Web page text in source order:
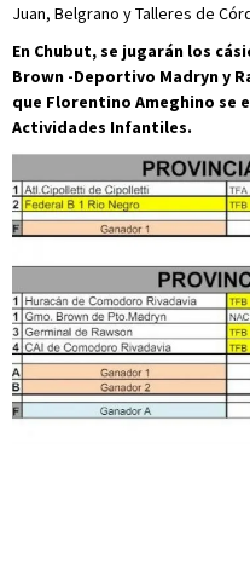
Juan, Belgrano y Talleres de
En Chubut, se jugarán los
Brown -Deportivo Madryn y
que Florentino Ameghino se
Actividades Infantiles.